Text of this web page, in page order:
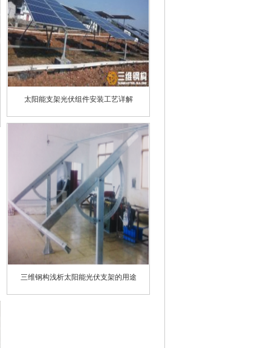
太阳能支架光伏组件安装工艺详解
三维钢构浅析太阳能光伏支架的用途